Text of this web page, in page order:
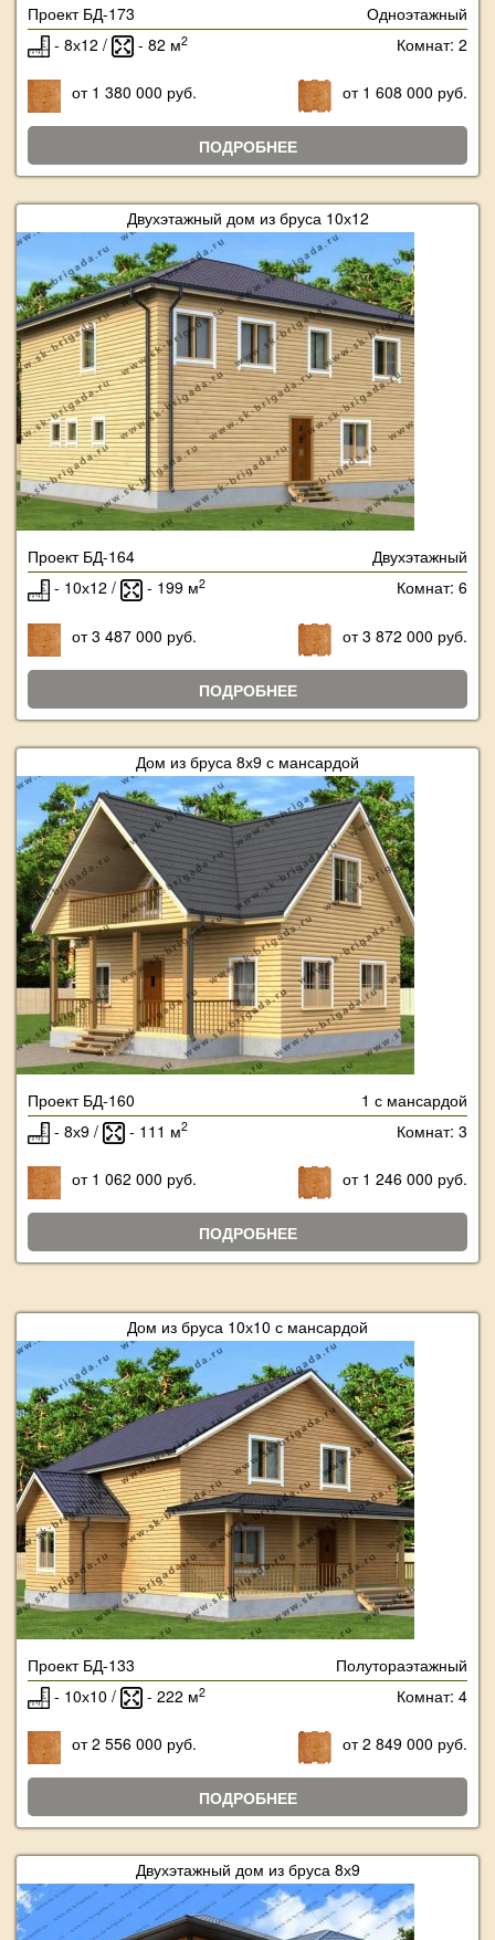
Проект БД-173
Одноэтажный
- 8х12 /
- 82 м2 Комнат: 2
от 1 380 000 руб. от 1 608 000 руб.
ПОДРОБНЕЕ
Двухэтажный дом из бруса 10х12
Проект БД-164
Двухэтажный
- 10х12 /
- 199 м2 Комнат: 6
от 3 487 000 руб. от 3 872 000 руб.
ПОДРОБНЕЕ
Дом из бруса 8х9 с мансардой
Проект БД-160
1 с мансардой
- 8х9 /
- 111 м2 Комнат: 3
от 1 062 000 руб. от 1 246 000 руб.
ПОДРОБНЕЕ
Дом из бруса 10х10 с мансардой
Проект БД-133
Полутораэтажный
- 10х10 /
- 222 м2 Комнат: 4
от 2 556 000 руб. от 2 849 000 руб.
ПОДРОБНЕЕ
Двухэтажный дом из бруса 8х9